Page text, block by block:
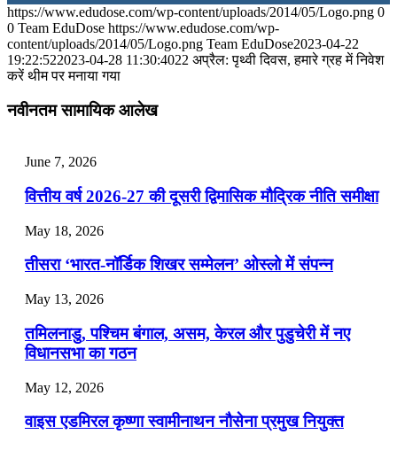
July 31, 2026
📝 डेली करेंट अफेयर्स: 28-31 जुलाई 2026
July 25, 2026
📝 डेली करेंट अफेयर्स: 22-24 जुलाई 2026
July 22, 2026
📝 डेली करेंट अफेयर्स: 19-21 जुलाई 2026
July 19, 2026
📝 डेली करेंट अफेयर्स: 16-18 जुलाई 2026
https://www.edudose.com/wp-content/uploads/2014/05/Logo.png 0
0 Team EduDose https://www.edudose.com/wp-
content/uploads/2014/05/Logo.png Team EduDose2023-04-22
19:22:522023-04-28 11:30:4022 अप्रैल: पृथ्वी दिवस, हमारे ग्रह में निवेश
करें थीम पर मनाया गया
नवीनतम सामायिक आलेख
June 7, 2026
वित्तीय वर्ष 2026-27 की दूसरी द्विमासिक मौद्रिक नीति समीक्षा
May 18, 2026
तीसरा ‘भारत-नॉर्डिक शिखर सम्मेलन’ ओस्लो में संपन्न
May 13, 2026
तमिलनाडु, पश्चिम बंगाल, असम, केरल और पुडुचेरी में नए
विधानसभा का गठन
May 12, 2026
वाइस एडमिरल कृष्णा स्वामीनाथन नौसेना प्रमुख नियुक्त